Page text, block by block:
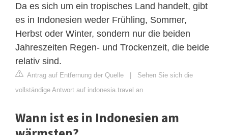
Da es sich um ein tropisches Land handelt, gibt
es in Indonesien weder Frühling, Sommer,
Herbst oder Winter, sondern nur die beiden
Jahreszeiten Regen- und Trockenzeit, die beide
relativ sind.
Antrag auf Entfernung der Quelle | Sehen Sie sich die
vollständige Antwort auf indonesia.travel an
Wann ist es in Indonesien am